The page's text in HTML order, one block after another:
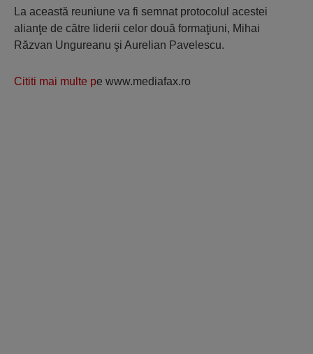
La această reuniune va fi semnat protocolul acestei
alianţe de către liderii celor două formaţiuni, Mihai
Răzvan Ungureanu şi Aurelian Pavelescu.
Cititi mai multe pe www.mediafax.ro